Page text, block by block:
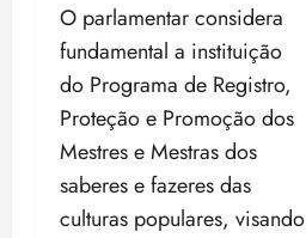
O parlamentar considera
fundamental a instituição
do Programa de Registro,
Proteção e Promoção dos
Mestres e Mestras dos
saberes e fazeres das
culturas populares, visando